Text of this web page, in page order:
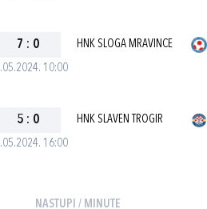
10:00
7 : 0 HNK SLOGA MRAVINCE
16:00
5 : 0 HNK SLAVEN TROGIR
NASTUPI / MINUTE